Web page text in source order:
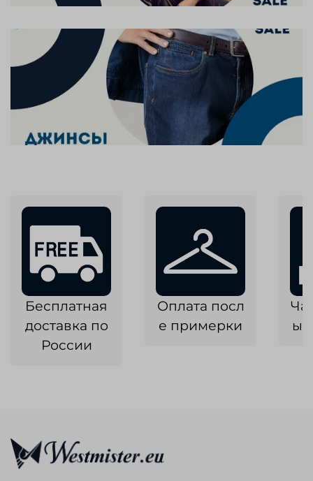
Бесплатная
доставка по
России
Оплата посл
е примерки